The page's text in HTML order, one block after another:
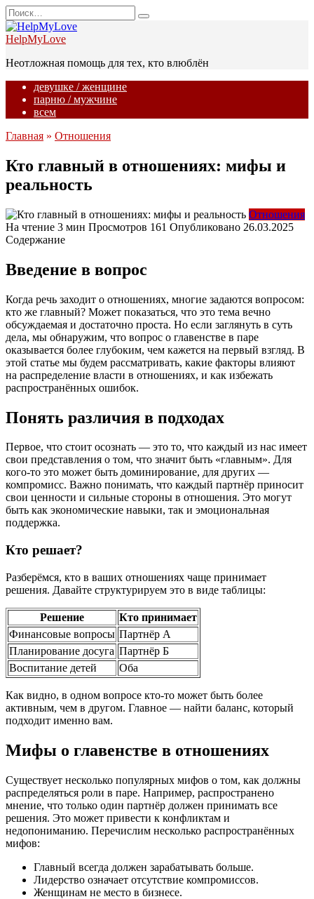
Перейти
к
содержанию
Search
for:
HelpMyLove
Неотложная помощь для тех, кто влюблён
девушке / женщине
парню / мужчине
всем
Главная » Отношения
Кто главный в отношениях: мифы и
реальность
Отношения
На чтение 3 мин Просмотров 161 Опубликовано 26.03.2025
Содержание
Введение в вопрос
Когда речь заходит о отношениях, многие задаются вопросом:
кто же главный? Может показаться, что это тема вечно
обсуждаемая и достаточно проста. Но если заглянуть в суть
дела, мы обнаружим, что вопрос о главенстве в паре
оказывается более глубоким, чем кажется на первый взгляд. В
этой статье мы будем рассматривать, какие факторы влияют
на распределение власти в отношениях, и как избежать
распространённых ошибок.
Понять различия в подходах
Первое, что стоит осознать — это то, что каждый из нас имеет
свои представления о том, что значит быть «главным». Для
кого-то это может быть доминирование, для других —
компромисс. Важно понимать, что каждый партнёр приносит
свои ценности и сильные стороны в отношения. Это могут
быть как экономические навыки, так и эмоциональная
поддержка.
Кто решает?
Разберёмся, кто в ваших отношениях чаще принимает
решения. Давайте структурируем это в виде таблицы:
Решение
Кто принимает
Финансовые вопросы Партнёр А
Планирование досуга Партнёр Б
Воспитание детей
Оба
Как видно, в одном вопросе кто-то может быть более
активным, чем в другом. Главное — найти баланс, который
подходит именно вам.
Мифы о главенстве в отношениях
Существует несколько популярных мифов о том, как должны
распределяться роли в паре. Например, распространено
мнение, что только один партнёр должен принимать все
решения. Это может привести к конфликтам и
недопониманию. Перечислим несколько распространённых
мифов:
Главный всегда должен зарабатывать больше.
Лидерство означает отсутствие компромиссов.
Женщинам не место в бизнесе.